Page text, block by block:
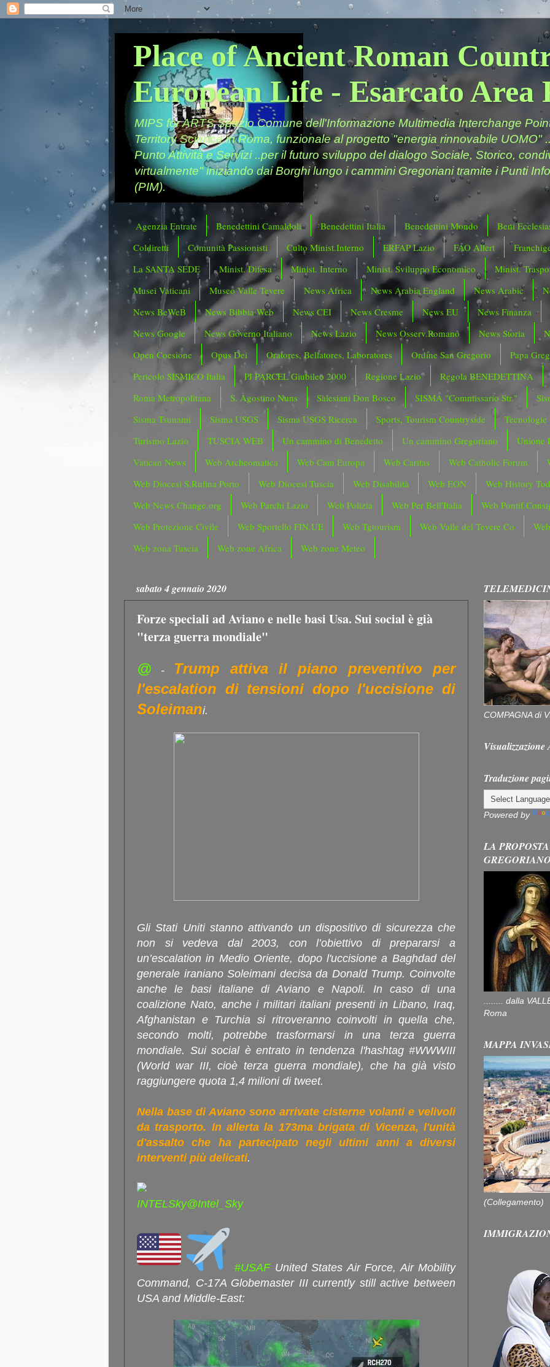
Place of Ancient Roman
European Life - Esarcato Area
MIPS for ARTS Spazio Comune dell'Informazione Multimedia Interchange
Territory Science in Roma, funzionale al progetto "energia rinnovabile UOMO"
Punto Attività e Servizi ..per il futuro sviluppo del dialogo Sociale, Storico,
virtualmente" iniziando dai Borghi lungo i cammini Gregoriani tramite i Punti
(PIM).
Agenzia Entrate Benedettini Camaldoli Benedettini Italia Benedettini Mondo
Beni
Coldiretti
Comunità Passionisti Culto Minist.Interno ERFAP Lazio FAO Allert
La SANTA SEDE
Minist. Difesa Minist. Interno Minist. Sviluppo Economico
Minist.
Musei Vaticani
Museo Valle Tevere News Africa News Arabia England News Arabic
News BeWeB
News Bibbia Web News CEI News Cresme News EU
News Finanza
News Google
News Governo Italiano News Lazio News Osserv.Romano News Storia
Open Coesione
Opus Dei Oratores, Bellatores, Laboratores Ordine San Gregorio
Papa
Pericolo SISMICO Italia
PJ PARCEL Giubileo 2000 Regione Lazio
Regola BENEDETTINA
Roma Metropolitana
S. Agostino Nuns Salesiani Don Bosco SISMA "Commissario Str."
Sisma Tsunami
Sisma USGS Sisma USGS Ricerca Sports, Tourism Countryside
Tecnologie
Turismo Lazio
TUSCIA WEB Un cammino di Benedetto Un cammino Gregoriano
Unione
Vatican News
Web Archeomatica Web Cam Europa Web Caritas Web Catholic Forum
Web Diocesi S.Rufina Porto
Web Diocesi Tuscia Web Disabilità Web EON
Web History
Web News Change.org
Web Parchi Lazio Web Polizia Web Per Bell'Italia
Web
Web Protezione Civile
Web Sportello FIN.UE Web Tgtourism Web Valle del Tevere Co
Web zona Tuscia
Web zone Africa Web zone Meteo
sabato 4 gennaio 2020
Forze speciali ad Aviano e nelle basi Usa. Sui social è già
"terza guerra mondiale"
@ - Trump attiva il piano preventivo per
l'escalation di tensioni dopo l'uccisione di
Soleimani.
Gli Stati Uniti stanno attivando un dispositivo di sicurezza che
non si vedeva dal 2003, con l’obiettivo di prepararsi a
un’escalation in Medio Oriente, dopo l'uccisione a Baghdad del
generale iraniano Soleimani decisa da Donald Trump. Coinvolte
anche le basi italiane di Aviano e Napoli. In caso di una
coalizione Nato, anche i militari italiani presenti in Libano, Iraq,
Afghanistan e Turchia si ritroveranno coinvolti in quella che,
secondo molti, potrebbe trasformarsi in una terza guerra
mondiale. Sui social è entrato in tendenza l'hashtag #WWWIII
(World war III, cioè terza guerra mondiale), che ha già visto
raggiungere quota 1,4 milioni di tweet.
Nella base di Aviano sono arrivate cisterne volanti e velivoli
da trasporto. In allerta la 173ma brigata di Vicenza, l'unità
d'assalto che ha partecipato negli ultimi anni a diversi
interventi più delicati.
INTELSky@Intel_Sky
#USAFUnited States Air Force, Air Mobility
Command, C-17A Globemaster III currently still active between
USA and Middle-East:
COMPAGNA di
Traduzione
Powered by
LA
........ dalla
Roma
MAPPA
(Collegamento)